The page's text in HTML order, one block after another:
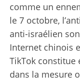
comme un
le 7 octobre,
anti-israélien
Internet chinois
TikTok constitue
dans la mesure